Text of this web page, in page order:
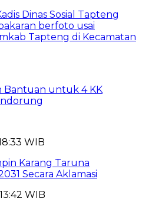
Bantuan untuk 4 KK
WIB
Karang Taruna
Secara Aklamasi
WIB